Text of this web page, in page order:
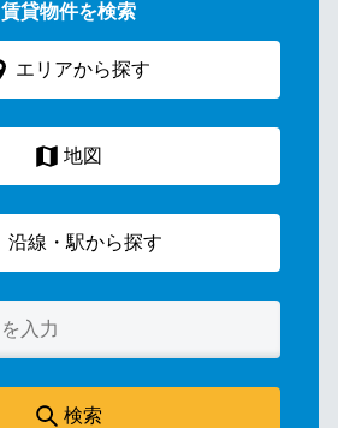
賃貸物件を検索
エリアから探す
地図
沿線・駅から探す
検索